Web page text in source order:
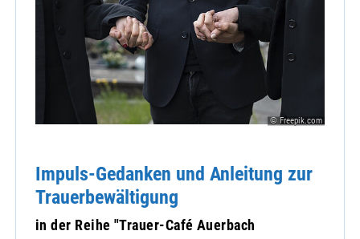
© Freepik.com
Impuls-Gedanken und Anleitung zur
Trauerbewältigung
in der Reihe "Trauer-Café Auerbach